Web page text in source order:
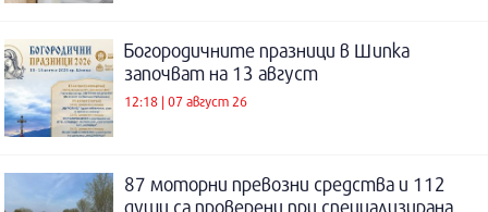
Богородичните празници в Шипка
започват на 13 август
12:18 | 07 август 26
87 моторни превозни средства и 112
души са проверени при специализирана